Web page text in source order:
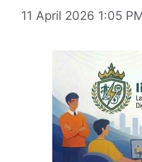
11 April 2026 1:05